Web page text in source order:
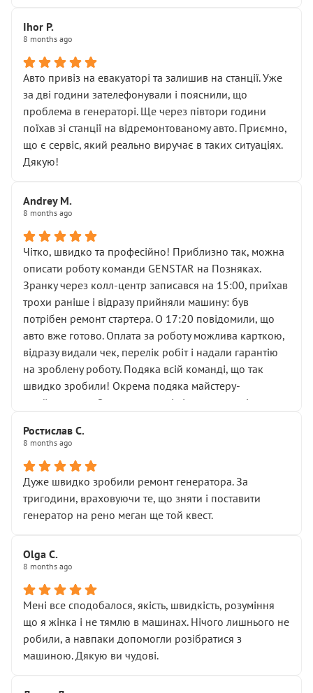
Далі ситуація тільки погіршилась:
• сказали, що тепер “потрібно знімати колеса”
• що біля авто стояти вже не можна
• почали озвучувати купу додаткових робіт без
чіткого пояснення
( ну все зняли та доробили) дякую!
Окремий момент, який виглядає абсурдно:
мені заявили, що бачок гальмівної рідини потрібно
міняти разом із головним гальмівним циліндром у
Для людини, яка хоча б трохи розуміється на техніці,
це звучить як мінімум непрофесійно, а як максимум —
спроба продати дорогий вузол замість елементарних
ущільнювачів.
Що прикро — це не перший мій візит. Раніше міняв у
вас стартер, і тоді сервіс наче справив хороше
враження. Але згодом знайшов декілька гайок під
лобовим склом. Мені пояснили, що це “старі гайки, які
відкручували”, і попросили не хвилюватися. ( надіюсь
новий власник, не застяг в полі))
Але після нинішнього візиту такі дрібниці вже не
здаються дрібницями.
Я — клієнт, який працює на довірі, і саме її цей сервіс
Хотілося б більше:
• належної уваги до авто
• прозорості в роботах і рахунках
• реальної діагностики, а не формального
“подивились і поїхав”
На жаль, складається враження, що сервіс працює не
Стосовно комунікації - все добре
Ihor P.
8 months ago
Авто привіз на евакуаторі та залишив на станції. Уже
за дві години зателефонували і пояснили, що
проблема в генераторі. Ще через півтори години
поїхав зі станції на відремонтованому авто. Приємно,
що є сервіс, який реально виручає в таких ситуаціях.
Дякую!
Andrey M.
8 months ago
Чітко, швидко та професійно! Приблизно так, можна
описати роботу команди GENSTAR на Позняках.
Зранку через колл-центр записався на 15:00, приїхав
трохи раніше і відразу прийняли машину: був
потрібен ремонт стартера. О 17:20 повідомили, що
авто вже готово. Оплата за роботу можлива карткою,
відразу видали чек, перелік робіт і надали гарантію
на зроблену роботу. Подяка всій команді, що так
швидко зробили! Окрема подяка майстеру-
приймальнику Олександру: всі чітко та по суті.
звертатися до цього автосервісу.
Ростислав С.
8 months ago
Дуже швидко зробили ремонт генератора. За
тригодини, враховуючи те, що зняти і поставити
генератор на рено меган ще той квест.
Olga С.
8 months ago
Мені все сподобалося, якість, швидкість, розуміння
що я жінка і не тямлю в машинах. Нічого лишнього не
робили, а навпаки допомогли розібратися з
машиною. Дякую ви чудові.